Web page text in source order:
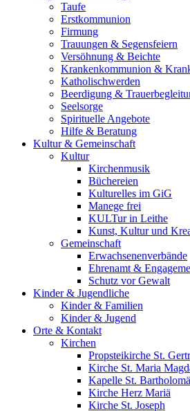
Taufe
Erstkommunion
Firmung
Trauungen & Segensfeiern
Versöhnung & Beichte
Krankenkommunion &
Katholischwerden
Beerdigung &
Seelsorge
Spirituelle Angebote
Hilfe & Beratung
Kultur & Gemeinschaft
Kultur
Kirchenmusik
Büchereien
Kulturelles im GiG
Manege frei
KULTur in Leithe
Kunst, Kultur und
Gemeinschaft
Erwachsenenverbände
Ehrenamt &
Schutz vor Gewalt
Kinder & Jugendliche
Kinder & Familien
Kinder & Jugend
Orte & Kontakt
Kirchen
Propsteikirche St.
Kirche St. Maria
Kapelle St.
Kirche Herz Mariä
Kirche St. Joseph